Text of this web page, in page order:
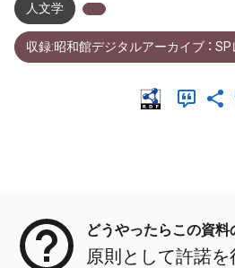
人文学
収録:昭和館デジタルアーカイブ ：
どうやったらこの資料
原則として許諾